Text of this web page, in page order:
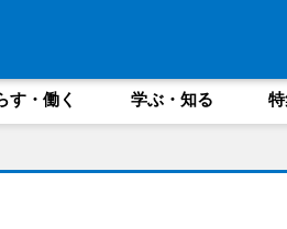
す・働く 学ぶ・知る